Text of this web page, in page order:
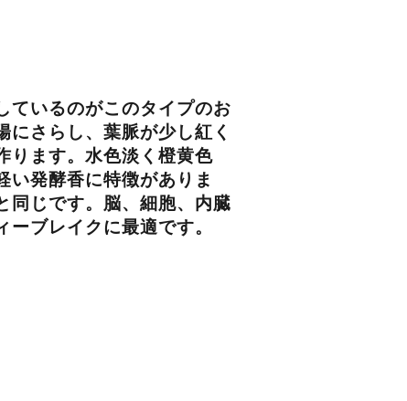
ているのがこのタイプのお
さらし、葉脈が少し紅く
ります。水色淡く橙黄色
い発酵香に特徴がありま
同じです。脳、細胞、内臓
ブレイクに最適です。